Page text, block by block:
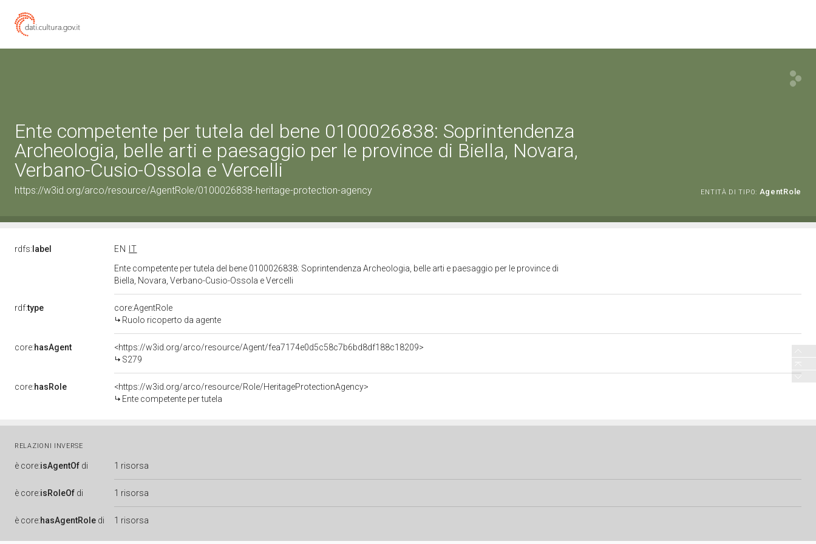
Ente competente per tutela del bene 0100026838: Soprintendenza
Archeologia, belle arti e paesaggio per le province di Biella, Novara,
Verbano-Cusio-Ossola e Vercelli
https://w3id.org/arco/resource/AgentRole/0100026838-heritage-protection-agency ENTITÀ DI TIPO: AgentRole
rdfs: label EN
IT
Ente competente per tutela del bene 0100026838: Soprintendenza Archeologia, belle arti e paesaggio per le province di
Biella, Novara, Verbano-Cusio-Ossola e Vercelli
rdf:type
core:AgentRole
Ruolo ricoperto da agente
core:hasAgent
<https://w3id.org/arco/resource/Agent/fea7174e0d5c58c7b6bd8df188c18209>
S279
core:hasRole
<https://w3id.org/arco/resource/Role/HeritageProtectionAgency>
Ente competente per tutela
RELAZIONI INVERSE
è core:isAgentOf di 1 risorsa
è core:isRoleOf di 1 risorsa
è core:hasAgentRole di 1 risorsa